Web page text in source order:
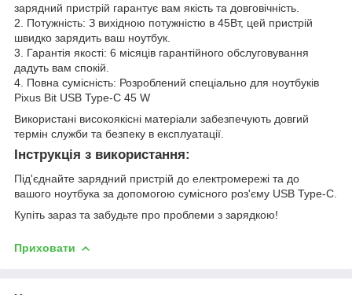
зарядний пристрій гарантує вам якість та довговічність.
2. Потужність: З вихідною потужністю в 45Вт, цей пристрій
швидко зарядить ваш ноутбук.
3. Гарантія якості: 6 місяців гарантійного обслуговування
дадуть вам спокій.
4. Повна сумісність: Розроблений спеціально для ноутбуків
Pixus Bit USB Type-C 45 W
Використані високоякісні матеріали забезпечують довгий
термін служби та безпеку в експлуатації.
Інструкція з використання:
Під'єднайте зарядний пристрій до електромережі та до
вашого ноутбука за допомогою сумісного роз'єму USB Type-C.
Купіть зараз та забудьте про проблеми з зарядкою!
Приховати